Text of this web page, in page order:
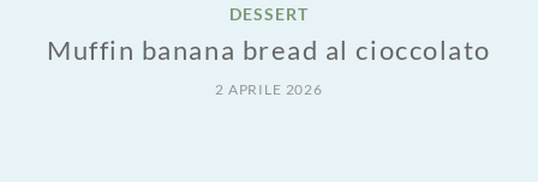
DESSERT
Muffin banana bread al cioccolato
2 APRILE 2026